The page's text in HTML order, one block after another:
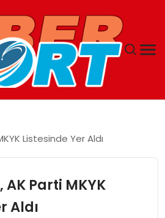
Listesinde Yer Aldı
Parti MKYK
Aldı